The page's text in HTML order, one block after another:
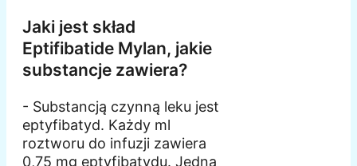
Jaki jest skład
Eptifibatide Mylan, jakie
substancje zawiera?
- Substancją czynną leku jest
eptyfibatyd. Każdy ml
roztworu do infuzji zawiera
0,75 mg eptyfibatydu. Jedna